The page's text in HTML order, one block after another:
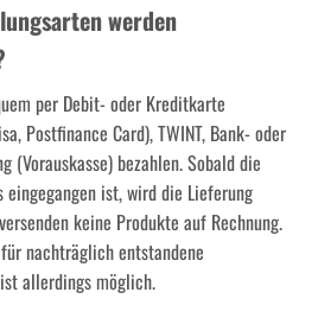
werden
per Debit- oder Kreditkarte
Postfinance Card), TWINT, Bank- oder
(Vorauskasse) bezahlen. Sobald die
eingegangen ist, wird die Lieferung
keine Produkte auf Rechnung.
nachträglich entstandene
allerdings möglich.